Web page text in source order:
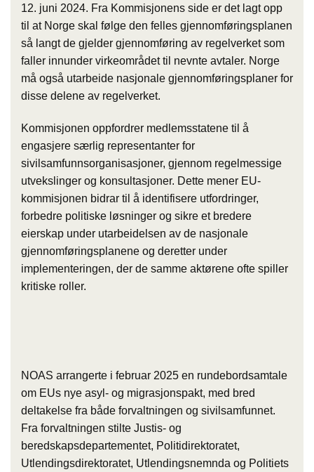
12. juni 2024. Fra Kommisjonens side er det lagt opp
til at Norge skal følge den felles gjennomføringsplanen
så langt de gjelder gjennomføring av regelverket som
faller innunder virkeområdet til nevnte avtaler. Norge
må også utarbeide nasjonale gjennomføringsplaner for
disse delene av regelverket.
Kommisjonen oppfordrer medlemsstatene til å
engasjere særlig representanter for
sivilsamfunnsorganisasjoner, gjennom regelmessige
utvekslinger og konsultasjoner. Dette mener EU-
kommisjonen bidrar til å identifisere utfordringer,
forbedre politiske løsninger og sikre et bredere
eierskap under utarbeidelsen av de nasjonale
gjennomføringsplanene og deretter under
implementeringen, der de samme aktørene ofte spiller
kritiske roller.
NOAS arrangerte i februar 2025 en rundebordsamtale
om EUs nye asyl- og migrasjonspakt, med bred
deltakelse fra både forvaltningen og sivilsamfunnet.
Fra forvaltningen stilte Justis- og
beredskapsdepartementet, Politidirektoratet,
Utlendingsdirektoratet, Utlendingsnemnda og Politiets